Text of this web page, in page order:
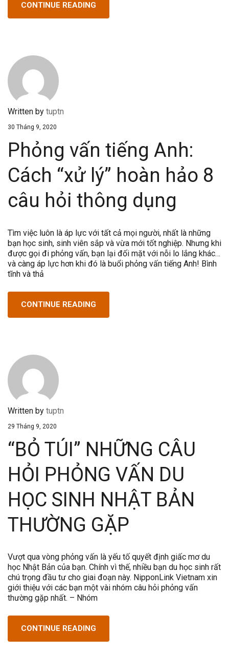
CONTINUE READING
Written by tuptn
30 Tháng 9, 2020
Phỏng vấn tiếng Anh:
Cách “xử lý” hoàn hảo 8
câu hỏi thông dụng
Tìm việc luôn là áp lực với tất cả mọi người, nhất là những
bạn học sinh, sinh viên sắp và vừa mới tốt nghiệp. Nhưng khi
được gọi đi phỏng vấn, bạn lại đối mặt với nỗi lo lắng khác…
và càng áp lực hơn khi đó là buổi phỏng vấn tiếng Anh! Bình
tĩnh và thả
CONTINUE READING
Written by tuptn
29 Tháng 9, 2020
“BỎ TÚI” NHỮNG CÂU
HỎI PHỎNG VẤN DU
HỌC SINH NHẬT BẢN
THƯỜNG GẶP
Vượt qua vòng phỏng vấn là yếu tố quyết định giấc mơ du
học Nhật Bản của bạn. Chính vì thế, nhiều bạn du học sinh rất
chú trọng đầu tư cho giai đoạn này. NipponLink Vietnam xin
giới thiệu với các bạn một vài nhóm câu hỏi phỏng vấn
thường gặp nhất. – Nhóm
CONTINUE READING